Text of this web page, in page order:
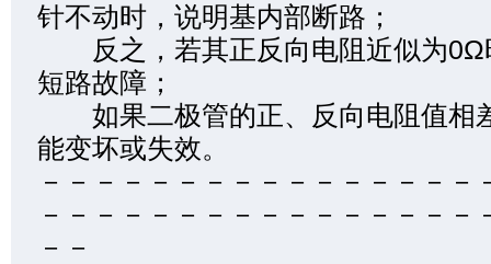
针不动时，说明基内部断路；
反之，若其正反向电阻近似为0Ω
短路故障；
如果二极管的正、反向电阻值相
能变坏或失效。
－－－－－－－－－－－－－－－－
－－－－－－－－－－－－－－－－
－－